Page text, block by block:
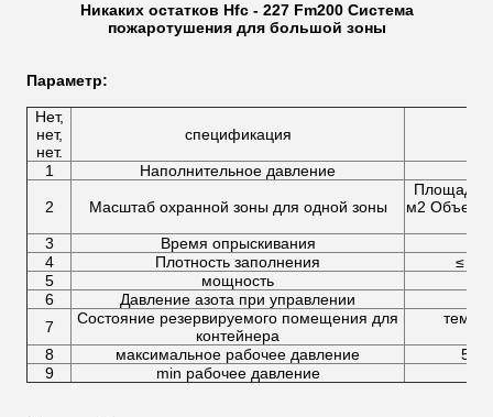
Никаких остатков Hfc - 227 Fm200 Система
пожаротушения для большой зоны
Параметр:
Нет,
нет,
нет.
спецификация
1 Наполнительное давление
2 Масштаб охранной зоны для одной зоны
Площадь:
м2 Объем:
3
Время опрыскивания
4
Плотность заполнения
≤
5
мощность
6
Давление азота при управлении
7
Состояние резервируемого помещения для
контейнера
8 максимальное рабочее давление
9
min рабочее давление